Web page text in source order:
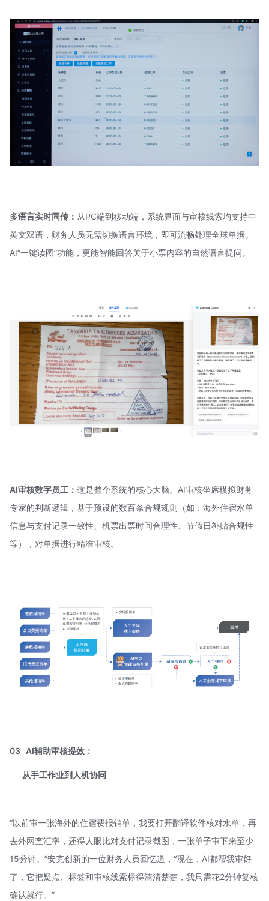
多语言实时同传： 从PC端到移动端，系统界面与审核线索均支持中
英文双语，财务人员无需切换语言环境，即可流畅处理全球单据。
AI“一键读图”功能，更能智能回答关于小票内容的自然语言提问。
AI审核数字员工： 这是整个系统的核心大脑。AI审核坐席模拟财务
专家的判断逻辑，基于预设的数百条合规规则（如：海外住宿水单
信息与支付记录一致性、机票出票时间合理性、节假日补贴合规性
等），对单据进行精准审核。
03 AI辅助审核提效：
从手工作业到人机协同
“以前审一张海外的住宿费报销单，我要打开翻译软件核对水单，再
去外网查汇率，还得人眼比对支付记录截图，一张单子审下来至少
15分钟。”安克创新的一位财务人员回忆道，“现在，AI都帮我审好
了，它把疑点、标签和审核线索标得清清楚楚，我只需花2分钟复核
确认就行。”